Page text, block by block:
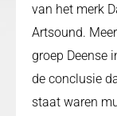
van het merk
Artsound.
groep Deense
de conclusie
staat waren